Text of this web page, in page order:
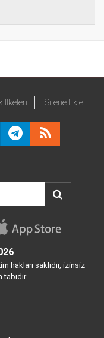
İlkeleri Sitene Ekle
hakları saklıdır, izinsiz
tabidir.